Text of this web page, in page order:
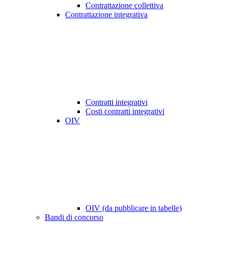
Contrattazione collettiva
Contrattazione integrativa
Contratti integrativi
Costi contratti integrativi
OIV
OIV (da pubblicare in tabelle)
Bandi di concorso